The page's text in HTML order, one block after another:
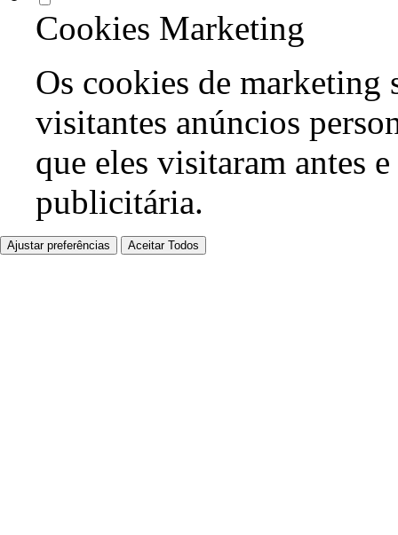
Cookies Marketing
Os cookies de marketing
visitantes anúncios
que eles visitaram antes
publicitária.
Ajustar preferências Aceitar Todos